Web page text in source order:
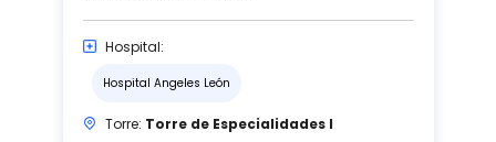
Hospital:
Hospital Angeles León
Torre: Torre de Especialidades I